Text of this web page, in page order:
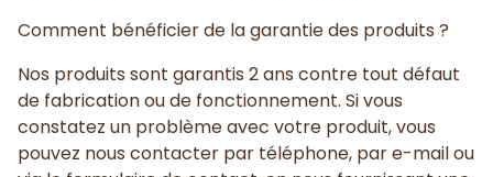
Comment bénéficier de la garantie des produits ?
Nos produits sont garantis 2 ans contre tout défaut
de fabrication ou de fonctionnement. Si vous
constatez un problème avec votre produit, vous
pouvez nous contacter par téléphone, par e-mail ou